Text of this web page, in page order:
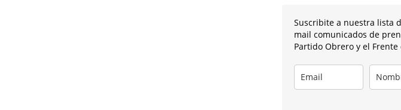
Suscribite a nuestra lista
mail comunicados de
Partido Obrero y el